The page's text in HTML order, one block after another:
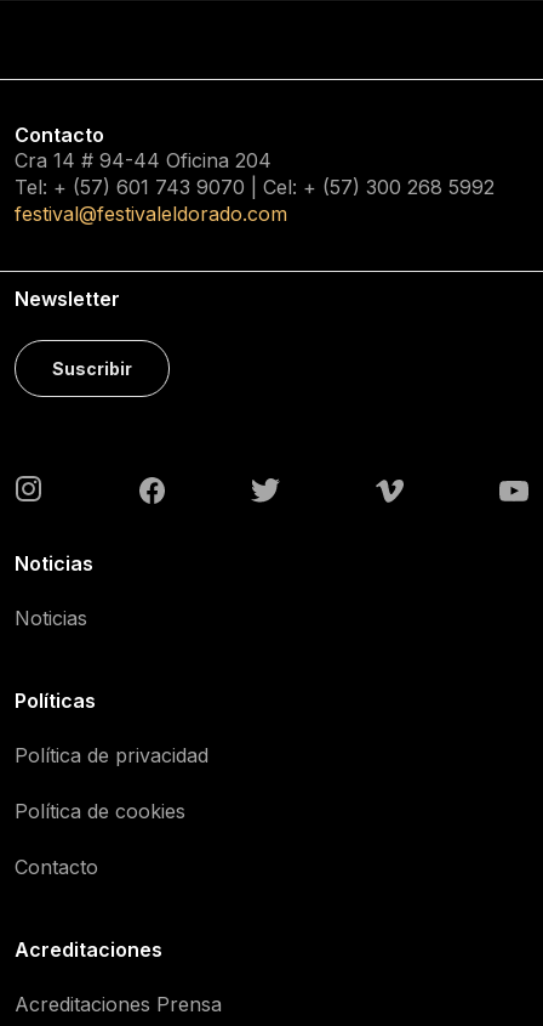
Contacto
Cra 14 # 94-44 Oficina 204
Tel: + (57) 601 743 9070 | Cel: + (57) 300 268 5992
festival@festivaleldorado.com
Newsletter
Suscribir
Noticias
Noticias
Políticas
Política de privacidad
Política de cookies
Contacto
Acreditaciones
Acreditaciones Prensa